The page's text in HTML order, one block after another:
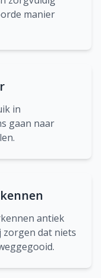
manier
in
gaan naar
antiek
zorgen dat niets